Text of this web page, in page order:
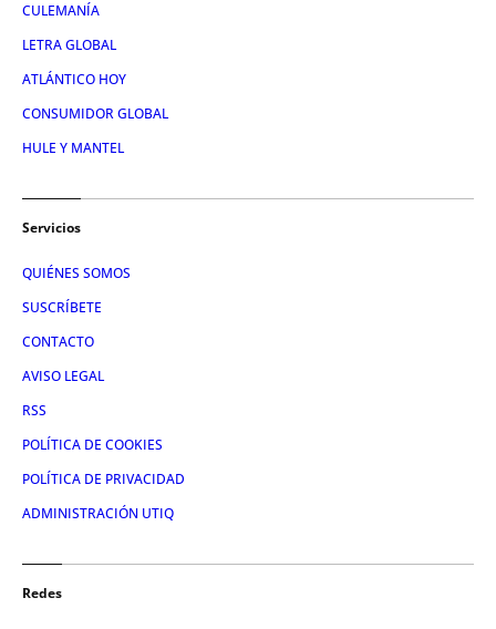
CULEMANÍA
LETRA GLOBAL
ATLÁNTICO HOY
CONSUMIDOR GLOBAL
HULE Y MANTEL
Servicios
QUIÉNES SOMOS
SUSCRÍBETE
CONTACTO
AVISO LEGAL
RSS
POLÍTICA DE COOKIES
POLÍTICA DE PRIVACIDAD
ADMINISTRACIÓN UTIQ
Redes